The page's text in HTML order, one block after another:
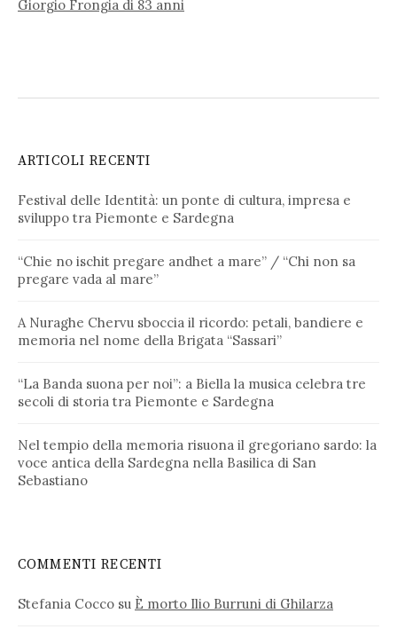
Giorgio Frongia di 83 anni
ARTICOLI RECENTI
Festival delle Identità: un ponte di cultura, impresa e
sviluppo tra Piemonte e Sardegna
“Chie no ischit pregare andhet a mare” / “Chi non sa
pregare vada al mare”
A Nuraghe Chervu sboccia il ricordo: petali, bandiere e
memoria nel nome della Brigata “Sassari”
“La Banda suona per noi”: a Biella la musica celebra tre
secoli di storia tra Piemonte e Sardegna
Nel tempio della memoria risuona il gregoriano sardo: la
voce antica della Sardegna nella Basilica di San
Sebastiano
COMMENTI RECENTI
Stefania Cocco su È morto Ilio Burruni di Ghilarza